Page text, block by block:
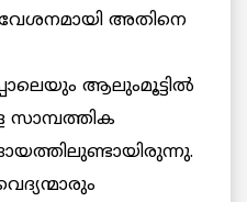
അതിനെ
ആലുംമൂട്ടില്‍
സാമ്പത്തിക